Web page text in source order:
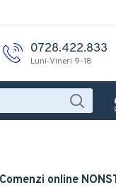
0728.422.833
Luni-Vineri 9-18
Comenzi online